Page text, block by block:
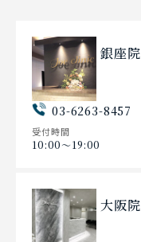
銀座院
03-6263-8457
受付時間
10:00〜19:00
大阪院